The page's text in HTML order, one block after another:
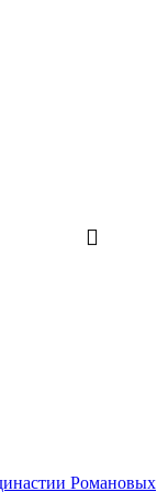
󰍉
Романовых